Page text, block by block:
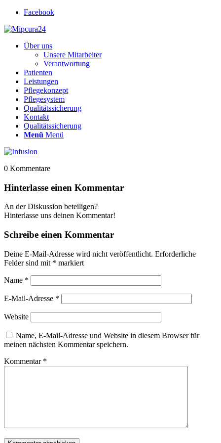
Facebook
Über uns
Unsere Mitarbeiter
Verantwortung
Patienten
Leistungen
Pflegekonzept
Pflegesystem
Qualitätssicherung
Kontakt
Qualitätssicherung
Menü Menü
0 Kommentare
Hinterlasse einen Kommentar
An der Diskussion beteiligen?
Hinterlasse uns deinen Kommentar!
Schreibe einen Kommentar
Deine E-Mail-Adresse wird nicht veröffentlicht. Erforderliche
Felder sind mit * markiert
Name *
E-Mail-Adresse *
Website
Name, E-Mail-Adresse und Website in diesem Browser für
meinen nächsten Kommentar speichern.
Kommentar *